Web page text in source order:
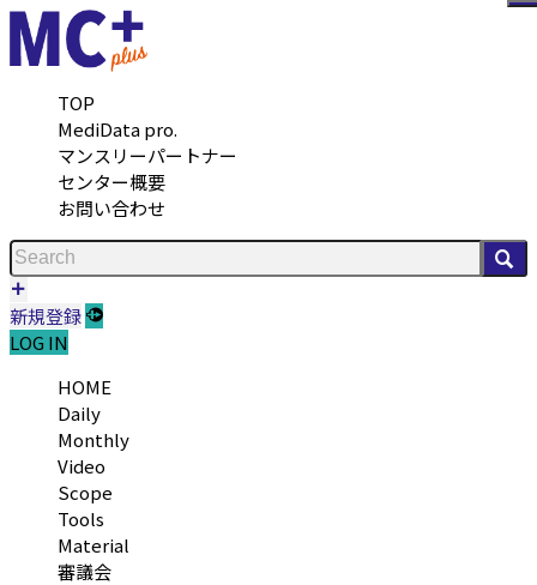
TOP
MediData pro.
マンスリーパートナー
センター概要
お問い合わせ
新規登録
LOG IN
HOME
Daily
Monthly
Video
Scope
Tools
Material
審議会
メ